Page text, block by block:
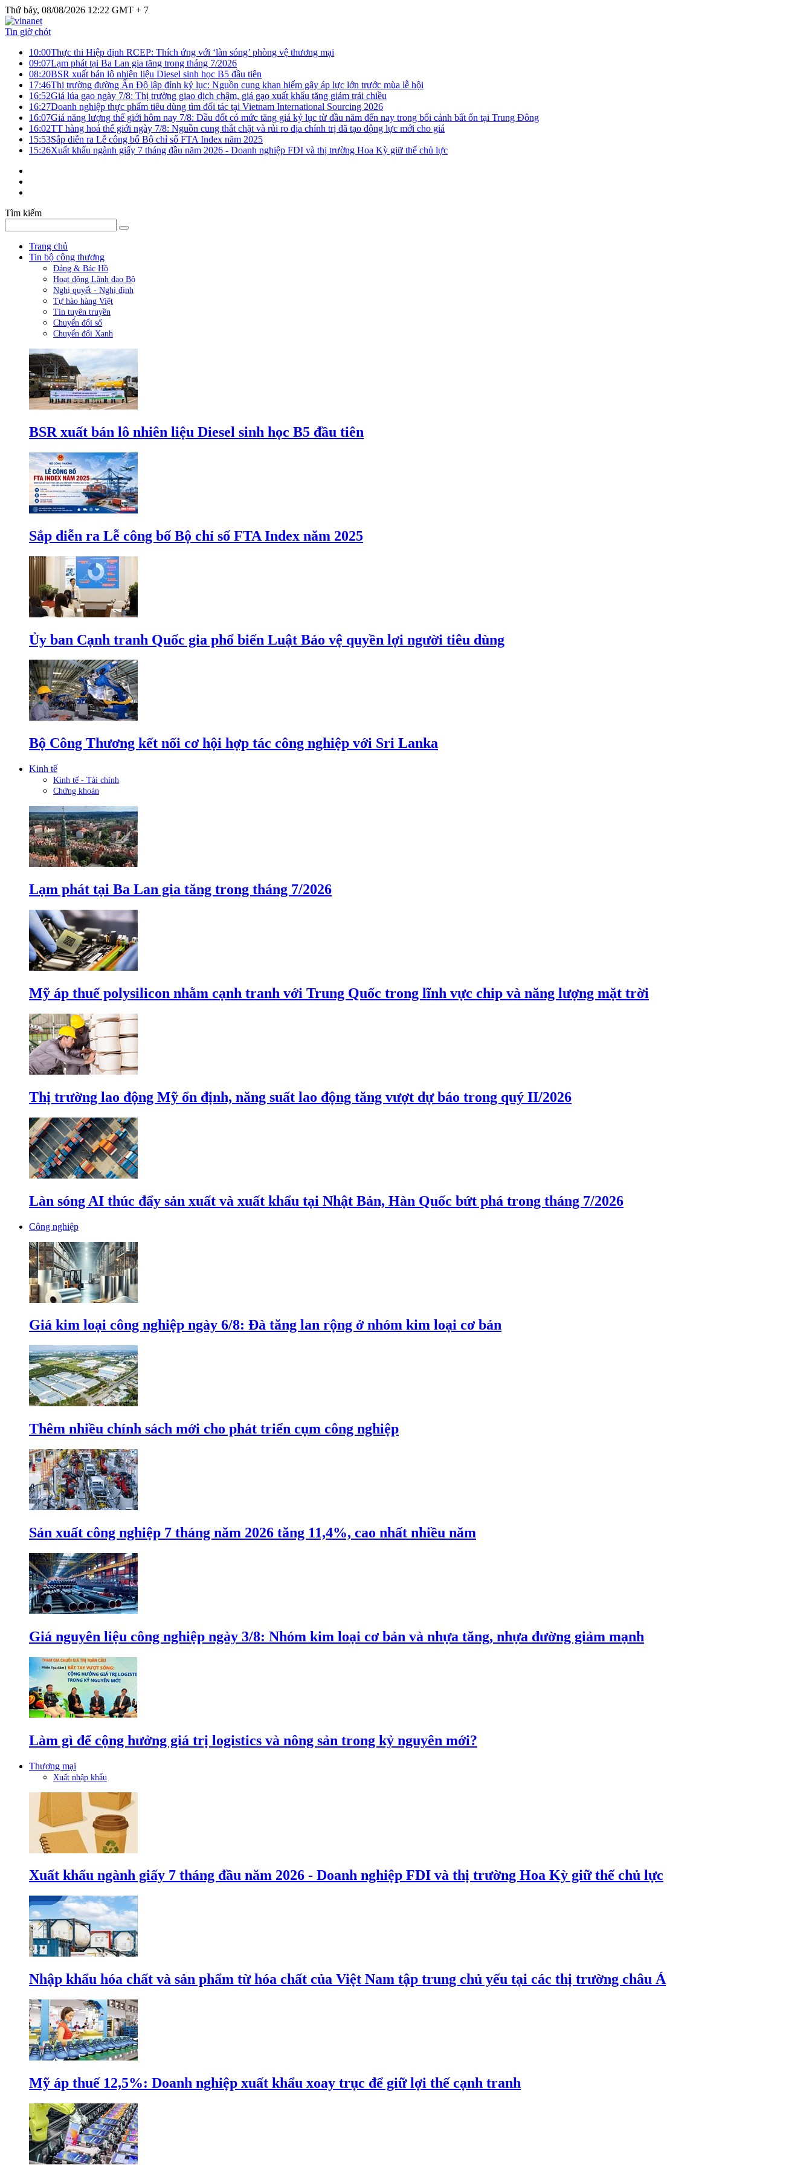
Thứ bảy, 08/08/2026 12:22 GMT + 7
Tin giờ chót
10:00Thực thi Hiệp định RCEP: Thích ứng với ‘làn sóng’ phòng vệ thương mại
09:07Lạm phát tại Ba Lan gia tăng trong tháng 7/2026
08:20BSR xuất bán lô nhiên liệu Diesel sinh học B5 đầu tiên
17:46Thị trường đường Ấn Độ lập đỉnh kỷ lục: Nguồn cung khan hiếm gây áp lực lớn trước mùa lễ hội
16:52Giá lúa gạo ngày 7/8: Thị trường giao dịch chậm, giá gạo xuất khẩu tăng giảm trái chiều
16:27Doanh nghiệp thực phẩm tiêu dùng tìm đối tác tại Vietnam International Sourcing 2026
16:07Giá năng lượng thế giới hôm nay 7/8: Dầu đốt có mức tăng giá kỷ lục từ đầu năm đến nay trong bối cảnh bất ổn tại Trung Đông
16:02TT hàng hoá thế giới ngày 7/8: Nguồn cung thắt chặt và rủi ro địa chính trị đã tạo động lực mới cho giá
15:53Sắp diễn ra Lễ công bố Bộ chỉ số FTA Index năm 2025
15:26Xuất khẩu ngành giấy 7 tháng đầu năm 2026 - Doanh nghiệp FDI và thị trường Hoa Kỳ giữ thế chủ lực
Tìm kiếm
Trang chủ
Tin bộ công thương
Đảng & Bác Hồ
Hoạt động Lãnh đạo Bộ
Nghị quyết - Nghị định
Tự hào hàng Việt
Tin tuyên truyền
Chuyển đổi số
Chuyển đổi Xanh
BSR xuất bán lô nhiên liệu Diesel sinh học B5 đầu tiên
Sắp diễn ra Lễ công bố Bộ chỉ số FTA Index năm 2025
Ủy ban Cạnh tranh Quốc gia phổ biến Luật Bảo vệ quyền lợi người tiêu dùng
Bộ Công Thương kết nối cơ hội hợp tác công nghiệp với Sri Lanka
Kinh tế
Kinh tế - Tài chính
Chứng khoán
Lạm phát tại Ba Lan gia tăng trong tháng 7/2026
Mỹ áp thuế polysilicon nhằm cạnh tranh với Trung Quốc trong lĩnh vực chip và năng lượng mặt trời
Thị trường lao động Mỹ ổn định, năng suất lao động tăng vượt dự báo trong quý II/2026
Làn sóng AI thúc đẩy sản xuất và xuất khẩu tại Nhật Bản, Hàn Quốc bứt phá trong tháng 7/2026
Công nghiệp
Giá kim loại công nghiệp ngày 6/8: Đà tăng lan rộng ở nhóm kim loại cơ bản
Thêm nhiều chính sách mới cho phát triển cụm công nghiệp
Sản xuất công nghiệp 7 tháng năm 2026 tăng 11,4%, cao nhất nhiều năm
Giá nguyên liệu công nghiệp ngày 3/8: Nhóm kim loại cơ bản và nhựa tăng, nhựa đường giảm mạnh
Làm gì để cộng hưởng giá trị logistics và nông sản trong kỷ nguyên mới?
Thương mại
Xuất nhập khẩu
Xuất khẩu ngành giấy 7 tháng đầu năm 2026 - Doanh nghiệp FDI và thị trường Hoa Kỳ giữ thế chủ lực
Nhập khẩu hóa chất và sản phẩm từ hóa chất của Việt Nam tập trung chủ yếu tại các thị trường châu Á
Mỹ áp thuế 12,5%: Doanh nghiệp xuất khẩu xoay trục để giữ lợi thế cạnh tranh